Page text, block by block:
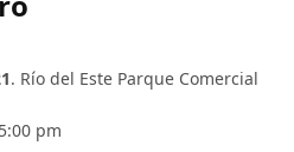
. Río del Este Parque Comercial
pm